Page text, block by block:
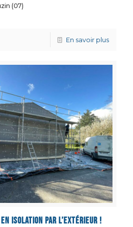
(07)
En savoir plus
isolation par l’extérieur !